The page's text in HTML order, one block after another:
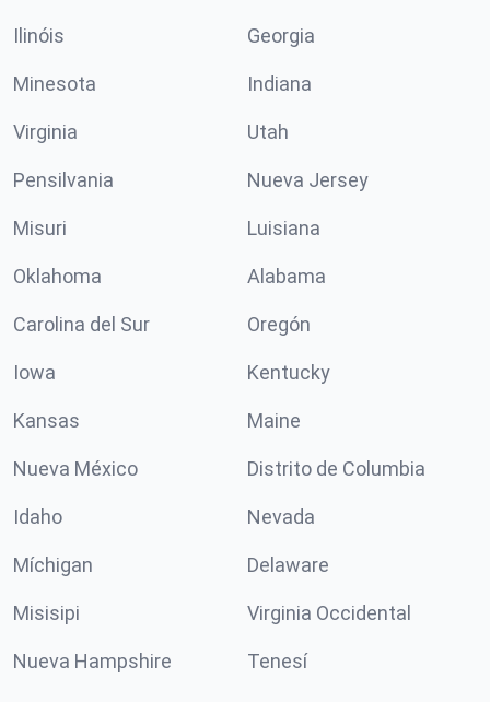
Ilinóis Georgia
Minesota Indiana
Virginia Utah
Pensilvania Nueva Jersey
Misuri Luisiana
Oklahoma Alabama
Carolina del Sur Oregón
Iowa Kentucky
Kansas Maine
Nueva México Distrito de Columbia
Idaho Nevada
Míchigan Delaware
Misisipi Virginia Occidental
Nueva Hampshire Tenesí